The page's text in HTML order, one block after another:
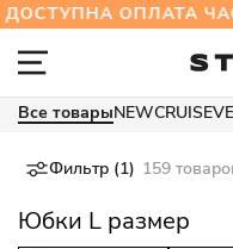
ОПЛАТА
Все товарыNEWCRUISE
Фильтр (1) 159
Юбки L размер